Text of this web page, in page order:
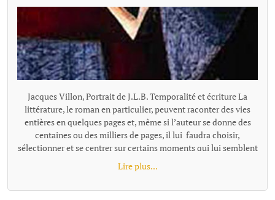
Jacques Villon, Portrait de J.L.B. Temporalité et écriture La littérature, le roman en particulier, peuvent raconter des vies entières en quelques pages et, même si l’auteur se donne des centaines ou des milliers de pages, il lui faudra choisir, sélectionner et se centrer sur certains moments qui lui semblent représentatifs ou nécessaires à son récit. Pour passer de l'un à l'autre de ces temps "racontés", la narration effectue un « saut » et il existe plusieurs façons de le concevoir et de l'articuler au récit, ces différentes options narratives, ces diverses façons de passer d'un temps à l'autre se distinguent notamment par leur rapport au tout, à la totalité de l'histoire, à sa suite temporelle complète. L’ellipse : maintien d’une chronologie lisible Ces sauts, quand ils sont faits en reliant entre eux les moments racontés, s'appellent des ellipses. L'ellipse omet, "saute" une portion de temps, d’action, mais elle le fait dans un cadre temporel qui reste globalement ordonné et repérable. Le texte fournit pour cela des indices (adverbes, dates, saisons, âges des personnages, données temporelles, un court résumé de ce qui s’est passé entretemps etc.) qui indiquent au lecteur la suppression d’un segment de l’histoire et lui permettent de situer mentalement l’ellipse dans une chronologie comme le « Quelques mois plus tard… » de Patrick Modiano dans Rue des boutiques obscures. Même quand l’ellipse est brutale : « Seize ans plus tard. » écrit Victor Hugo, elle sous-entend une temporalité repérable. Les différents moments du texte ainsi réunis par l’ellipse ne sont donc pas des fragments autonomes : ils restent des moments d’une même chaîne causale et chronologique séparés par un moment sous-entendu: le temps manquant existe dans l’histoire, il est évoqué, affirmé comme non raconté. Le lecteur perçoit une continuité partiellement énigmatique ou laissée dans l’ombre, mais encadrée et située clairement. L’ellipse ne fragmente donc pas le texte : elle est un outil qui permet de condenser le récit. Les fragments, des segments autonomes L'ellipse situe l'extrait par rapport à la totalité, au minimum par rapport à l'extrait précédent, comme un morceau d'un puzzle se présente en tant que partie d'un tout. Le fragment refuse cette référence, il se présente comme un tout séparé. Il laisse les moments absents totalement dans l’ombre, sans repère temporel pour les situer les uns par rapport aux autres, le récit n’est plus simplement discontinu, mais fragmenté. Le lien peut être fait, ou pas, par le lecteur, mais la totalité devient une référence floue, très allusive ou indirecte. Il n'y a plus de référence à une temporalité repérable que l'on pourrait reconstituer. Exemple d'écriture fragmentaire hors fiction dans Les Ombres errantes de Pascal Quignard, ouvrage composé d’une succession de fragments méditatifs. « Lire, c’est quitter le monde visible.Celui qui ouvre un livre se retire.Il abandonne le bruit commun pour une voix silencieuse.La lecture est une solitude partagée avec un mort. Dans les livres, les morts parlent aux vivants.La voix qui vient de la page n’appartient plus à personne.Elle a traversé le temps.C’est une parole sauvée de l’oubli. » Exemple dans la fiction dans Les Vagues de Virginia Woolf, ce roman est composé de monologues successifs de différents personnages, sans transition narrative. Chaque prise de parole forme un fragment autonome. Fragment 1 : monologue de Bernard« Les feuilles tombent ; les feuilles tombent sans cesse.J’erre dans les rues de Londres, inventant des histoires.Chaque visage que je croise devient le début d’un récit.Pourtant, au moment où je veux saisir ces histoires, elles s’évanouissent. »Fragment 2 qui enchaine : monologue de Susan« J’aime les champs humides et les odeurs de l’étable.Ici, la terre est solide sous mes pieds.Les villes me troublent ; leurs voix se croisent sans repos.Je préfère le rythme lent des saisons et le pas régulier des bêtes. » L'idée de fragment se retrouve à tous les niveaux du texte : Au niveau d'éléments temporels séparés, non reliés par une ellipse, le fragment concerne la chronologie, le temps est coupé. Il peut être ponctuel, réversible, ou suspendu ; le temps fragmenté ne s’écoule pas vraiment. Au niveau stylistique, la fragmentation se fait essentiellement par des phrases sont juxtaposées. En ce qui concerne la construction globale, la fragmentation se fait au travers de matériaux hétérogènes sans marqueurs logiques ou causaux explicites. Les parties séparées se suivent avec une relation qui peut rester flottante ou associative et qui relève davantage de la résonance, de l’écho, de la juxtaposition, de la variation ou de la contradiction que de la succession ordonnée. Contrairement au montage ou à la construction classique, les fragments ne sont pas nécessairement organisés en système. Le mot qui caractérise le mieux le fragment, c'est l'autonomie. Le fragment est un texte bref mais complet. On parle alors de texte fragmentaire, de narration éclatée, d'écriture discontinue. Dans sa forme la plus radicale (Blanchot, Cioran tardif, certaines proses de Jabès, Handke dans Le Malheur sans désirs, ou encore Pascal Quignard), le fragment ne se situe pas dans une hiérarchie et leur ordre peut être modifié sans détruire l'ensemble ou sans que l'on puisse y voir une faille par rapport à une hiérarchie narrative. Cette déconstruction de l'idée de totalité et d'ordre est parfois désignée comme le « non-lien » ou le « rapport sans rapport » (Blanchot). Le fragment a été inauguré par Friedrich Schlegel et la tradition romantique. « La littérature est le fragment de tous les fragments » a pu écrire Goethe. Le fragment n’est pas un morceau d’un tout, mais une forme ouverte. On peut parler aussi d'une poétique différente de celle de l'ellipse : d'une tentation ou d'une recherche de l’inachèvement. Fragmentation, concentration, condensation L'expression « écriture fragmentaire » peut recouvrir des formes différentes qu'on ne peut simplement assimiler et résumer par l'idée de discontinuité. La « fragmentation » n’est pas un procédé unique, mais une famille de formes de ruptures selon le niveau et le type d'autonomie recherchés. Il faut rappeler que de nombreux textes, notamment contemporains, utilisent à la fois l'ellipse temporelle et une forme de fragmentation dans des orientations multiples. La frontière ellipse / fragment (et c'est le propre de toute notion littéraire, nous ne sommes pas en mathématique...) devient parfois poreuse. On peut citer dans le domaine poétique René Char avec des fragments très autonomes, mais parfois une thématique de la Résistance ou une chronologie émotionnelle diffuse les relie subtilement. Et dans l'autofiction : Annie Ernaux, dans certains livres comme Les Années, mélange écriture fragmentaire et ellipses temporelles très marquées avec une chronologie historique quand même lisible. Notons égalment que l'écriture fragmentaire peut aussi se marquer, non par l'absence de repère mais par une proportion texte/totalité. Raconter une existence humaine en quelques paragraphes séparés, même avec quelques indications, procède du fragment. Trop de choses manquent pour que la perception de la discontinuité, du vide, ne prime pas sur celle d'une totalité. On peut placer dans cette catégorie le livre «Roland Barthes par Roland Barthes », une biographie que l'auteur veiut "éclatée" en chapitres comment autant de fragments de vie avec comme incipit, par exemple : Au moment du premier cri… Au tableau noir… La première fois qu…. A trente ans… La dernière fois qu… A son dernier instant… Les repères temporels sont là, mais la chronologie complète s'estompe au profit d'instantanés qui, certes renvoie à l'idée de biographie, mais celle-ci, largement absente, ne peut qu'être très partiellement reconstituée. Beaucoup de textes ne sont pas fragmentés au sens de complètement décousus et composés de morceaux sans liens explicites, mais la façon de raconter par de menus éléments, des micro scènes pour évoquer un temps très long, laissant tout le reste dans l'ombre sont tellement concentrés, condensés qu'ils donnent une impression de fragmentation malgré les ellipses et repères. Exemple d' écriture ellpitique, concentrée jusqu'au fragmentaire et pourtant très évocatrice : "À dix-huit ans, Pierre quitta la maison campagnarde où il était né. Au moment précis où il s’en alla, sa vieille mère infirme était dans Ie lit de la chambre bleue dans laquelle il y avait le daguerréotype de son père, des plumes de paon dans un vase, et une pendule représentant Paul et Virginie, et qui indiquait trois heures. Dans la cour, sous le figuier, son grand-père se reposait. Dans le jardin, il y avait sa fiancée, des roses et des poiriers luisants. Pierre alla gagner sa vie, dans un pays où il y avait des nègres, des perroquets, des caoutchoucs, de la mélasse, des fièvres et des serpents. Il y demeura trente ans. Au moment précis où il revint dans la maison campagnarde où il était né, la chambre bleue était devenue blanche, sa mère reposait au sein de Dieu, Ie portrait de son père n’était plus là, et les plumes du paon et le vase avaient disparu. Un objet quelconque remplaçait la pendule. Dans la cour, sous le figuier où son défunt grand-père se reposa, il y avait des écuelles cassées et une pauvre poule malade. Dans le jardin de roses et de poiriers luisants où fut sa fiancée, iI y avait une vieille dame. L’histoire ne dit pas qui elle était." Francis Jammes, Le Roman du lièvre (1922) Fragmentation, continuité... modernité ? Au-delà du constat et de la nécessaire définition des termes, le choix de la fragmentation, par opposition à la continuité et sa construction, est une manière de se positionner par rapport à des questionnements de notre époque. La pratique du fragment correspond à un désir de coller ou d'exprimer sa dimension nettement discontinue, fragmentée, mais aussi, plus largement, de se placer dans u
Lire plus...